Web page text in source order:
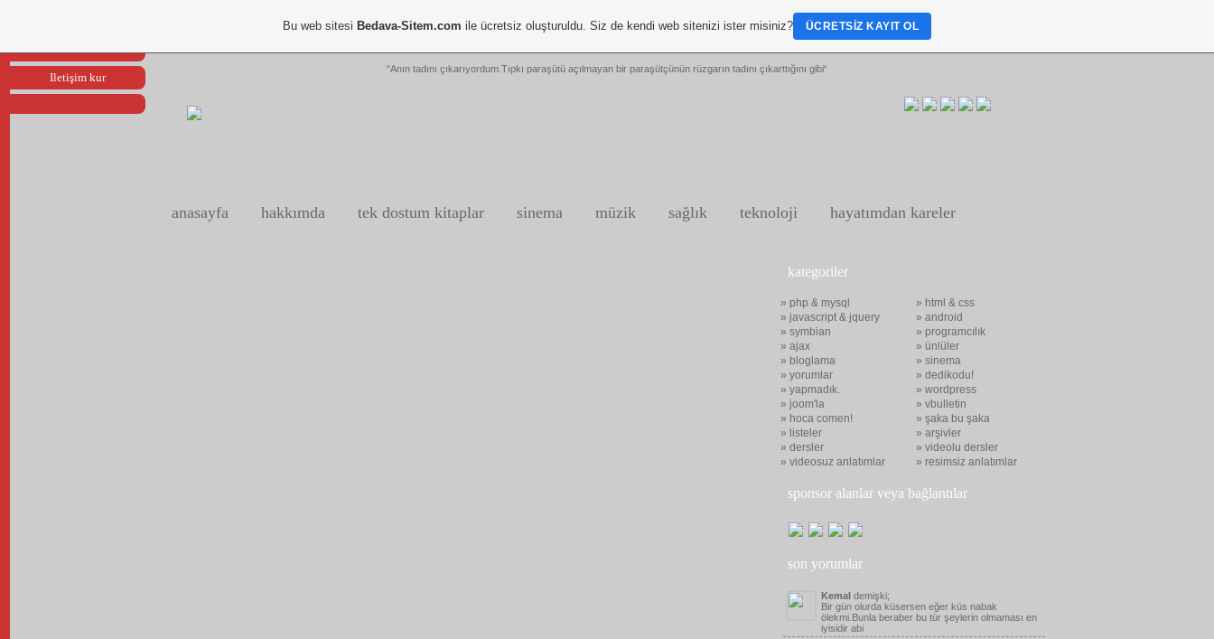
Reklam ver
Iletişim kur
“Anın tadını çıkarıyordum.Tıpkı paraşütü açılmayan bir paraşütçünün rüzgarın tadını çıkarttığını gibi“
anasayfa hakkımda tek dostum kitaplar sinema müzik sağlık teknoloji hayatımdan kareler
kategoriler
» php & mysql
» html & css
» javascript & jquery
» android
» symbian
» programcılık
» ajax
» ünlüler
» bloglama
» sinema
» yorumlar
» dedikodu!
» yapmadık.
» wordpress
» joom'la
» vbulletin
» hoca comen!
» şaka bu şaka
» listeler
» arşivler
» dersler
» videolu dersler
» videosuz anlatımlar
» resimsiz anlatımlar
sponsor alanlar veya bağlantılar
son yorumlar
Kemal demişki;
Bir gün olurda küsersen eğer küs nabak
ölekmi.Bunla beraber bu tür şeylerin olmaması en
iyisidir abi
Bu web sitesi Bedava-Sitem.com ile ücretsiz oluşturuldu. Siz de kendi web sitenizi ister misiniz? ÜCRETSIZ KAYIT OL